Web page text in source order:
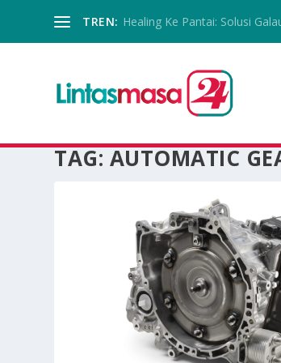
TREN: Healing Ke Pantai: Solusi
TAG: AUTOMATIC